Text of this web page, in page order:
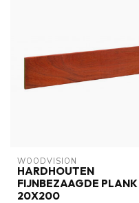
WOODVISION
HARDHOUTEN
FIJNBEZAAGDE PLANK
20X200